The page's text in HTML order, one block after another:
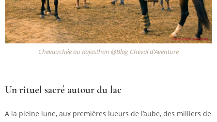
Chevauchée au Rajasthan @Blog Cheval d'Aventure
Un rituel sacré autour du lac
A la pleine lune, aux premières lueurs de l’aube, des milliers de